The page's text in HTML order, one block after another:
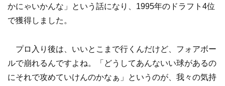
かにゃいかんな」という話になり、1995年のドラフト4位
で獲得しました。
プロ入り後は、いいとこまで行くんだけど、フォアボー
ルで崩れるんですよね。「どうしてあんないい球があるの
にそれで攻めていけんのかなぁ」というのが、我々の気持